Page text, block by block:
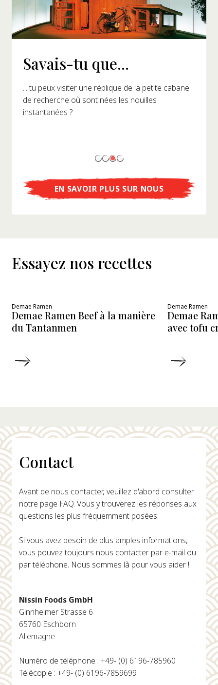
Savais-tu que...
... tu peux visiter une réplique de la petite cabane
de recherche où sont nées les nouilles
instantanées ?
EN SAVOIR PLUS SUR NOUS
Essayez nos recettes
Demae Ramen
Demae Ramen Beef à la manière
du Tantanmen
Demae Ramen
Demae
avec tofu
Contact
Avant de nous contacter, veuillez d'abord consulter
notre page FAQ. Vous y trouverez les réponses aux
questions les plus fréquemment posées.
Si vous avez besoin de plus amples informations,
vous pouvez toujours nous contacter par e-mail ou
par téléphone. Nous sommes là pour vous aider !
Nissin Foods GmbH
Ginnheimer Strasse 6
65760 Eschborn
Allemagne
Numéro de téléphone : +49- (0) 6196-785960
Télécopie : +49- (0) 6196-7859699